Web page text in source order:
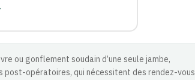
ou gonflement soudain d’une seule jambe,
post-opératoires, qui nécessitent des rendez-vous